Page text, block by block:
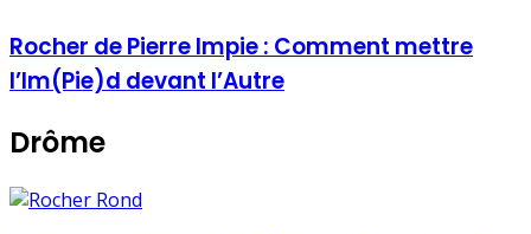
Rocher de Pierre Impie : Comment mettre
l’Im(Pie)d devant l’Autre
Drôme